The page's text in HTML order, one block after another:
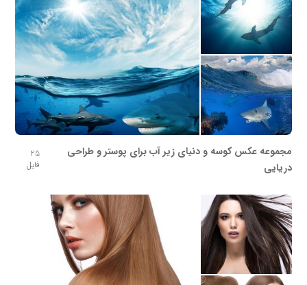
مجموعه عکس کوسه و دنیای زیر آب برای پوستر و طراحی
دریایی
25
فایل